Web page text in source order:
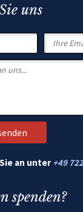
uns
an unter +49
spenden?